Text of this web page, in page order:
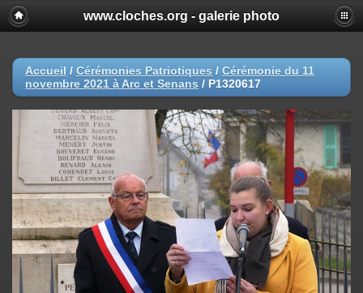
www.cloches.org - galerie photo
Accueil / Cérémonies Patriotiques / Cérémonie du 11
novembre 2021 à Arc et Senans / P1320617